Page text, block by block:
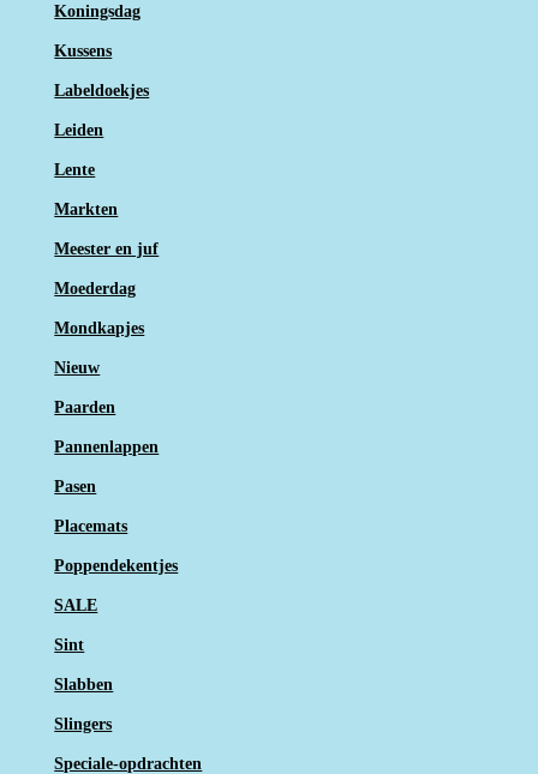
Koningsdag
Kussens
Labeldoekjes
Leiden
Lente
Markten
Meester en juf
Moederdag
Mondkapjes
Nieuw
Paarden
Pannenlappen
Pasen
Placemats
Poppendekentjes
SALE
Sint
Slabben
Slingers
Speciale-opdrachten